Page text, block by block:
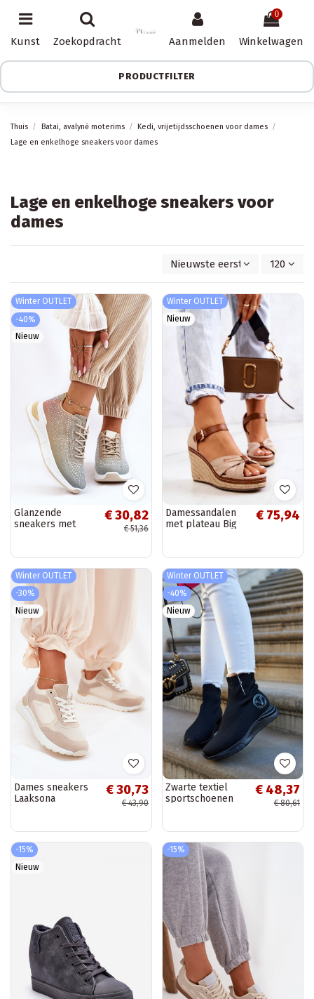
Kunst Zoekopdracht Aanmelden
0
Winkelwagen
PRODUCTFILTER
Thuis Batai, avalynė moterims
Kedi, vrijetijdsschoenen voor dames
Lage en enkelhoge sneakers voor dames
Lage en enkelhoge sneakers voor
dames
Nieuwste eerst 120
Winter OUTLET
-40%
Nieuw
Glanzende
sneakers met
verschillende
kleuren
€ 30,82
€ 51,36
Winter OUTLET
Nieuw
Damessandalen
met plateau Big
€ 75,94
Winter OUTLET
-30%
Nieuw
Dames sneakers
Laaksona
€ 30,73
€ 43,90
Winter OUTLET
-40%
Nieuw
Zwarte textiel
sportschoenen
€ 48,37
€ 80,61
-15%
Nieuw
-15%